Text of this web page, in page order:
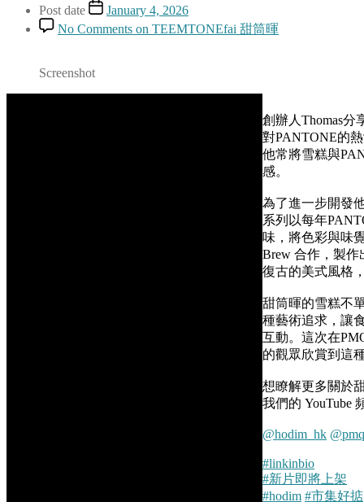
Post date
January 4, 2026
No Comments on TEEMTONEfai 甜筒暉
Screenshot
創辦人Thomas
對PANTONE的
他常將雪糕與
感。
為了進一步開發
系列以每年
味，將色彩與味
Brew 合作，製作
復古的美式風格
甜筒暉的雪糕不
種藝術追求，讓
互動。這次在
的觀眾欣賞到這
想瞭解更多關於
我們的 YouTube
@hodim_hk
#linkinbio
#新片即將上架
#hodim #市集好掂